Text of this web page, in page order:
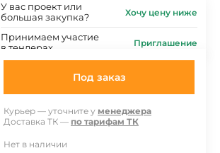
У вас проект или
большая закупка?
Хочу цену ниже
Принимаем участие
в тендерах
Приглашение
Под заказ
Курьер — уточните у менеджера
Доставка ТК — по тарифам ТК
Нет в наличии